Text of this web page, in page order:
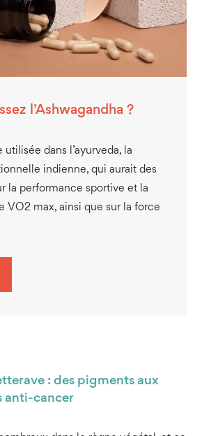
l’Ashwagandha ?
utilisée dans l’ayurveda, la
indienne, qui aurait des
la performance sportive et la
VO2 max, ainsi que sur la force
: des pigments aux
anti-cancer